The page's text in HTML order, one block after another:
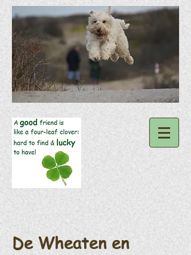
De Wheaten en